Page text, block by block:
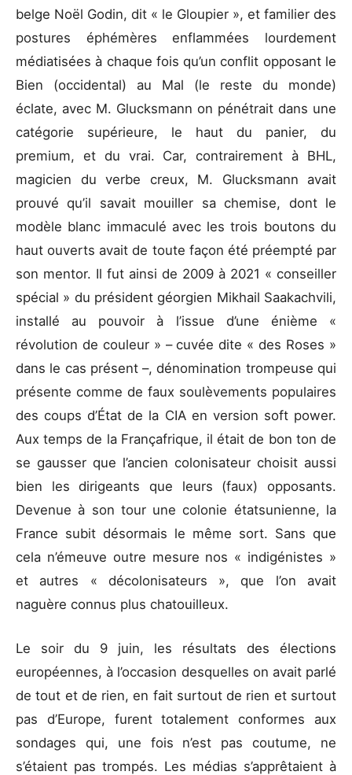
belge Noël Godin, dit « le Gloupier », et familier des
postures éphémères enflammées lourdement
médiatisées à chaque fois qu’un conflit opposant le
Bien (occidental) au Mal (le reste du monde)
éclate, avec M. Glucksmann on pénétrait dans une
catégorie supérieure, le haut du panier, du
premium, et du vrai. Car, contrairement à BHL,
magicien du verbe creux, M. Glucksmann avait
prouvé qu’il savait mouiller sa chemise, dont le
modèle blanc immaculé avec les trois boutons du
haut ouverts avait de toute façon été préempté par
son mentor. Il fut ainsi de 2009 à 2021 « conseiller
spécial » du président géorgien Mikhail Saakachvili,
installé au pouvoir à l’issue d’une énième «
révolution de couleur » – cuvée dite « des Roses »
dans le cas présent –, dénomination trompeuse qui
présente comme de faux soulèvements populaires
des coups d’État de la CIA en version soft power.
Aux temps de la Françafrique, il était de bon ton de
se gausser que l’ancien colonisateur choisit aussi
bien les dirigeants que leurs (faux) opposants.
Devenue à son tour une colonie étatsunienne, la
France subit désormais le même sort. Sans que
cela n’émeuve outre mesure nos « indigénistes »
et autres « décolonisateurs », que l’on avait
naguère connus plus chatouilleux.
Le soir du 9 juin, les résultats des élections
européennes, à l’occasion desquelles on avait parlé
de tout et de rien, en fait surtout de rien et surtout
pas d’Europe, furent totalement conformes aux
sondages qui, une fois n’est pas coutume, ne
s’étaient pas trompés. Les médias s’apprêtaient à